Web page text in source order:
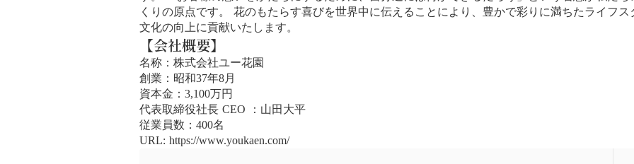
くりの原点です。 花のもたらす喜びを世界中に伝えることにより、豊かで彩りに満ちたライフス
文化の向上に貢献いたします。
【会社概要】
名称：株式会社ユー花園
創業：昭和37年8月
資本金：3,100万円
代表取締役社長 CEO ：山田大平
従業員数：400名
URL: https://www.youkaen.com/